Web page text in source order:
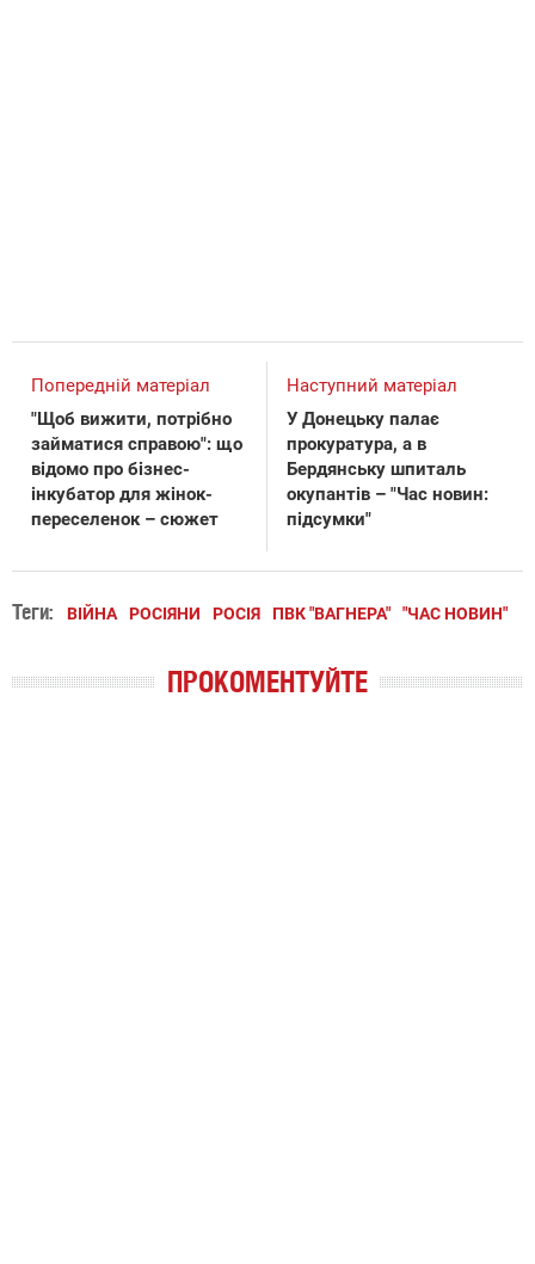
Попередній матеріал
"Щоб вижити, потрібно
займатися справою": що
відомо про бізнес-
інкубатор для жінок-
переселенок – сюжет
Наступний матеріал
У Донецьку палає
прокуратура, а в
Бердянську шпиталь
окупантів – "Час новин:
підсумки"
Теги: ВІЙНА РОСІЯНИ РОСІЯ ПВК "ВАГНЕРА" "ЧАС НОВИН"
ПРОКОМЕНТУЙТЕ